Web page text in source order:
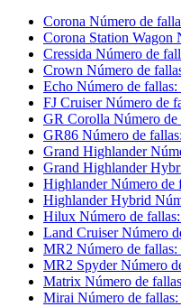
Corona Número de
Corona Station Wagon
Cressida Número de
Crown Número de
Echo Número de fallas:
FJ Cruiser Número de
GR Corolla Número de
GR86 Número de fallas:
Grand Highlander
Grand Highlander
Highlander Número de
Highlander Hybrid
Hilux Número de fallas:
Land Cruiser Número
MR2 Número de fallas:
MR2 Spyder Número
Matrix Número de
Mirai Número de fallas: